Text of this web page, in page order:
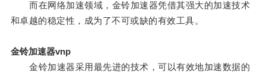
而在网络加速领域，金铃加速器凭借其强大的加速技术
和卓越的稳定性，成为了不可或缺的有效工具。
金铃加速器vnp
金铃加速器采用最先进的技术，可以有效地加速数据的